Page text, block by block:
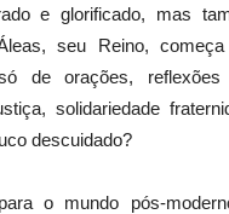
e glorificado, mas
seu Reino,
de orações,
solidariedade
descuidado?
o mundo pós-